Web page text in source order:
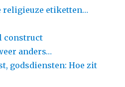
religieuze etiketten…
construct
anders…
godsdiensten: Hoe zit